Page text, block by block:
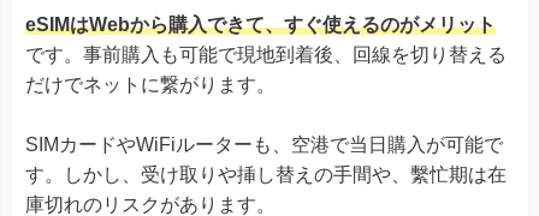
eSIMはWebから購入できて、すぐ使えるのがメリット
です。事前購入も可能で現地到着後、回線を切り替える
だけでネットに繋がります。
SIMカードやWiFiルーターも、空港で当日購入が可能で
す。しかし、受け取りや挿し替えの手間や、繫忙期は在
庫切れのリスクがあります。